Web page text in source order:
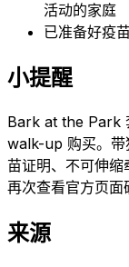
活动的家庭
已准备好疫
小提醒
Bark at the Park
walk-up 购买。带
苗证明、不可伸
再次查看官方页面
来源